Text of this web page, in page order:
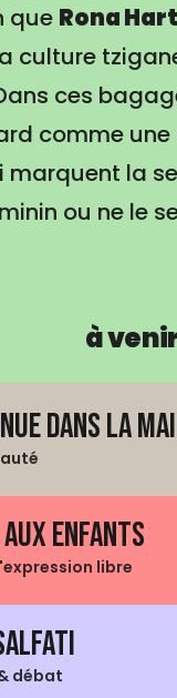
que Rona
culture
ces
comme
la
ou ne le
à
dans La
aux enfants
libre
débat